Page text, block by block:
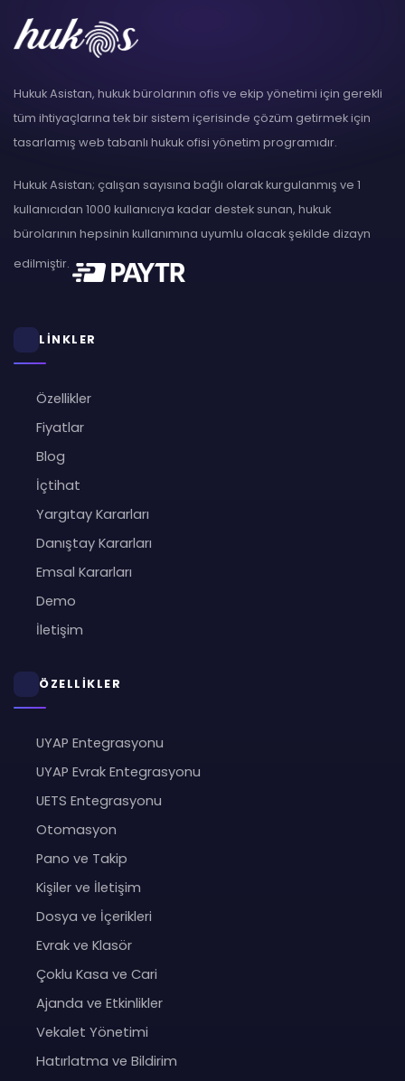
Hukuk Asistan, hukuk bürolarının ofis ve ekip yönetimi için gerekli
tüm ihtiyaçlarına tek bir sistem içerisinde çözüm getirmek için
tasarlamış web tabanlı hukuk ofisi yönetim programıdır.
Hukuk Asistan; çalışan sayısına bağlı olarak kurgulanmış ve 1
kullanıcıdan 1000 kullanıcıya kadar destek sunan, hukuk
bürolarının hepsinin kullanımına uyumlu olacak şekilde dizayn
edilmiştir.
LİNKLER
Özellikler
Fiyatlar
Blog
İçtihat
Yargıtay Kararları
Danıştay Kararları
Emsal Kararları
Demo
İletişim
ÖZELLİKLER
UYAP Entegrasyonu
UYAP Evrak Entegrasyonu
UETS Entegrasyonu
Otomasyon
Pano ve Takip
Kişiler ve İletişim
Dosya ve İçerikleri
Evrak ve Klasör
Çoklu Kasa ve Cari
Ajanda ve Etkinlikler
Vekalet Yönetimi
Hatırlatma ve Bildirim